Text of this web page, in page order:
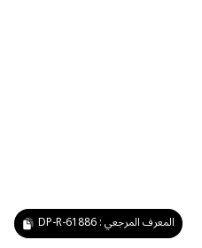
المعرف المرجعي :DP-R-61886